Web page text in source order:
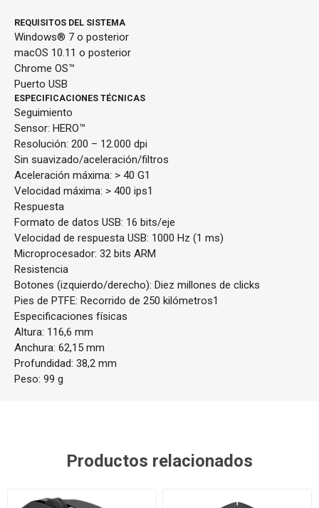
REQUISITOS DEL SISTEMA
Windows® 7 o posterior
macOS 10.11 o posterior
Chrome OS™
Puerto USB
ESPECIFICACIONES TÉCNICAS
Seguimiento
Sensor: HERO™
Resolución: 200 – 12.000 dpi
Sin suavizado/aceleración/filtros
Aceleración máxima: > 40 G1
Velocidad máxima: > 400 ips1
Respuesta
Formato de datos USB: 16 bits/eje
Velocidad de respuesta USB: 1000 Hz (1 ms)
Microprocesador: 32 bits ARM
Resistencia
Botones (izquierdo/derecho): Diez millones de clicks
Pies de PTFE: Recorrido de 250 kilómetros1
Especificaciones físicas
Altura: 116,6 mm
Anchura: 62,15 mm
Profundidad: 38,2 mm
Peso: 99 g
Productos relacionados